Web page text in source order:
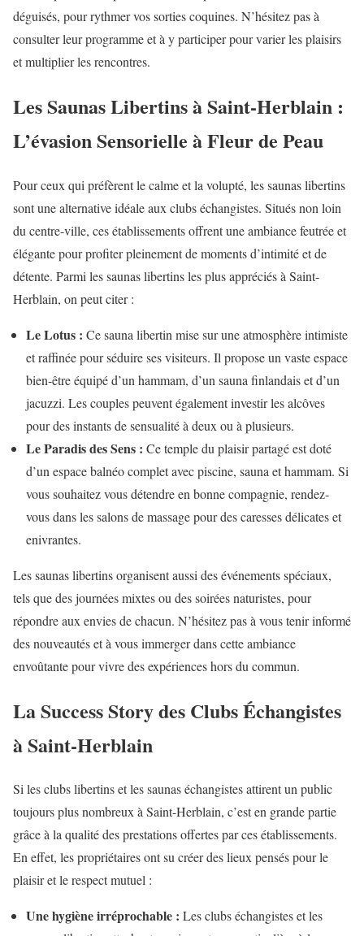
déguisés, pour rythmer vos sorties coquines. N’hésitez pas à
consulter leur programme et à y participer pour varier les plaisirs
et multiplier les rencontres.
Les Saunas Libertins à Saint-Herblain :
L’évasion Sensorielle à Fleur de Peau
Pour ceux qui préfèrent le calme et la volupté, les saunas libertins
sont une alternative idéale aux clubs échangistes. Situés non loin
du centre-ville, ces établissements offrent une ambiance feutrée et
élégante pour profiter pleinement de moments d’intimité et de
détente. Parmi les saunas libertins les plus appréciés à Saint-
Herblain, on peut citer :
Le Lotus : Ce sauna libertin mise sur une atmosphère intimiste
et raffinée pour séduire ses visiteurs. Il propose un vaste espace
bien-être équipé d’un hammam, d’un sauna finlandais et d’un
jacuzzi. Les couples peuvent également investir les alcôves
pour des instants de sensualité à deux ou à plusieurs.
Le Paradis des Sens : Ce temple du plaisir partagé est doté
d’un espace balnéo complet avec piscine, sauna et hammam. Si
vous souhaitez vous détendre en bonne compagnie, rendez-
vous dans les salons de massage pour des caresses délicates et
enivrantes.
Les saunas libertins organisent aussi des événements spéciaux,
tels que des journées mixtes ou des soirées naturistes, pour
répondre aux envies de chacun. N’hésitez pas à vous tenir informé
des nouveautés et à vous immerger dans cette ambiance
envoûtante pour vivre des expériences hors du commun.
La Success Story des Clubs Échangistes
à Saint-Herblain
Si les clubs libertins et les saunas échangistes attirent un public
toujours plus nombreux à Saint-Herblain, c’est en grande partie
grâce à la qualité des prestations offertes par ces établissements.
En effet, les propriétaires ont su créer des lieux pensés pour le
plaisir et le respect mutuel :
Une hygiène irréprochable : Les clubs échangistes et les